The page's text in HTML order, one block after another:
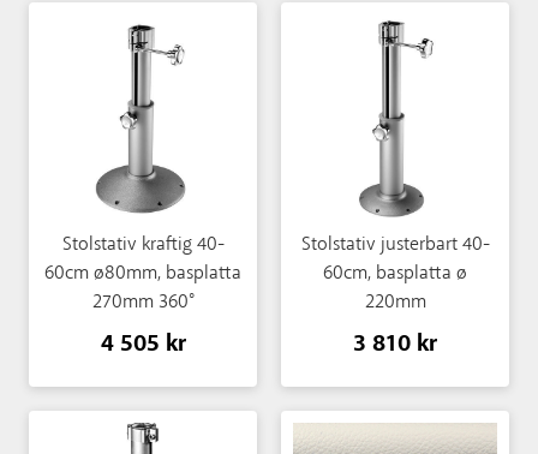
Stolstativ kraftig 40-
60cm ø80mm, basplatta
270mm 360°
4 505 kr
Stolstativ justerbart 40-
60cm, basplatta ø
220mm
3 810 kr